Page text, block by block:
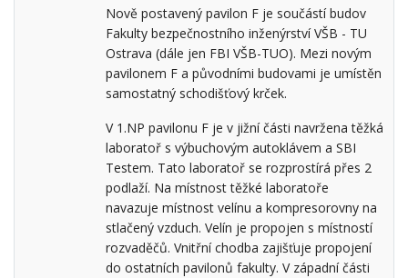
Nově postavený pavilon F je součástí budov
Fakulty bezpečnostního inženýrství VŠB - TU
Ostrava (dále jen FBI VŠB-TUO). Mezi novým
pavilonem F a původními budovami je umístěn
samostatný schodišťový krček.
V 1.NP pavilonu F je v jižní části navržena těžká
laboratoř s výbuchovým autoklávem a SBI
Testem. Tato laboratoř se rozprostírá přes 2
podlaží. Na místnost těžké laboratoře
navazuje místnost velínu a kompresorovny na
stlačený vzduch. Velín je propojen s místností
rozvaděčů. Vnitřní chodba zajišťuje propojení
do ostatních pavilonů fakulty. V západní části